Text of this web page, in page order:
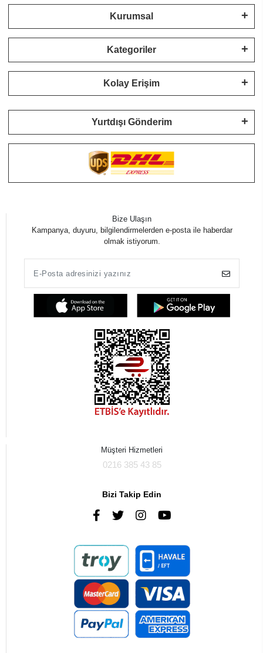
Kurumsal
Kategoriler
Kolay Erişim
Yurtdışı Gönderim
Bize Ulaşın
Kampanya, duyuru, bilgilendirmelerden e-posta ile haberdar
olmak istiyorum.
Müşteri Hizmetleri
0216 385 43 85
Bizi Takip Edin